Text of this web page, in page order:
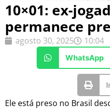
10×01: ex-
permanece
agosto 30, 2025 10:04
WhatsApp
Ele está preso no Brasil